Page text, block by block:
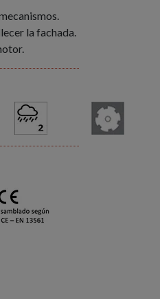
la fachada.